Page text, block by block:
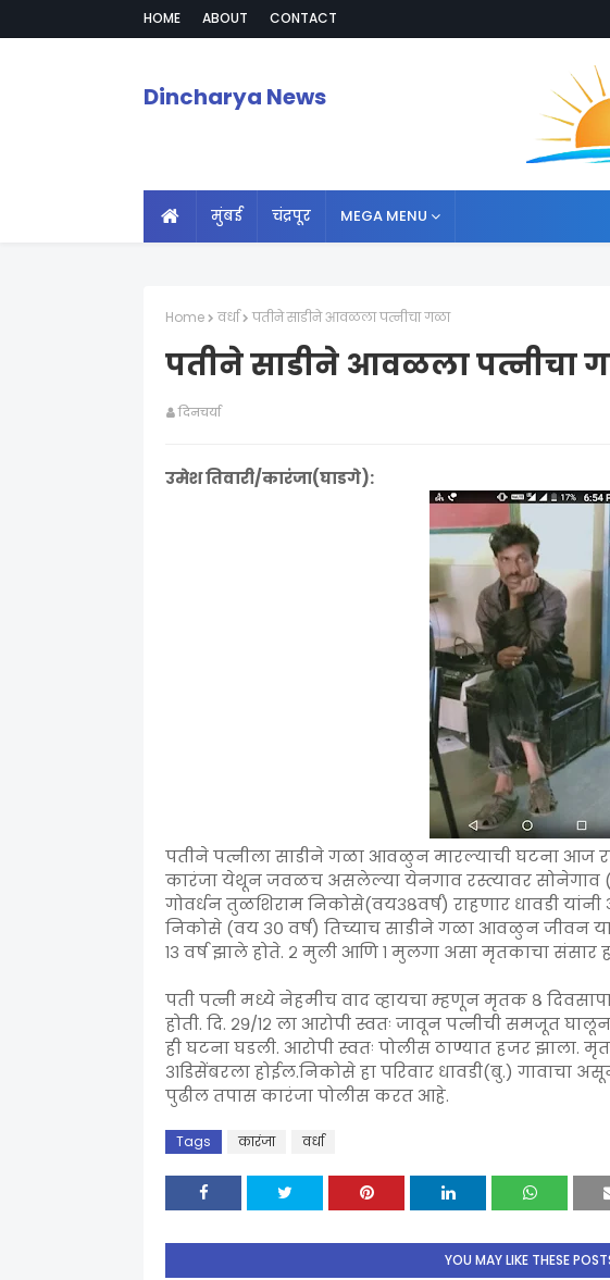
HOME ABOUT CONTACT
Dincharya News
मुंबई चंद्रपूर MEGA MENU
Home वर्धा पतीने साडीने आवळला पत्नीचा गळा
पतीने साडीने आवळला पत्नीचा
दिनचर्या
उमेश तिवारी/कारंजा(घाडगे):
पतीने पत्नीला साडीने गळा आवळुन मारल्याची घटना आज
कारंजा येथून जवळच असलेल्या येनगाव रस्त्यावर सोनेगाव
गोवर्धन तुळशिराम निकोसे(वय३८वर्ष) राहणार धावडी
निकोसे (वय ३० वर्ष) तिच्याच साडीने गळा आवळुन जीवन
१३ वर्ष झाले होते. २ मुली आणि १ मुलगा असा मृतकाचा संसार
पती पत्नी मध्ये नेहमीच वाद व्हायचा म्हणून मृतक ८
होती. दि. २९/१२ ला आरोपी स्वतः जावून पत्नीची समजूत
ही घटना घडली. आरोपी स्वतः पोलीस ठाण्यात हजर झाला.
३१डिसेंबरला होईल.निकोसे हा परिवार धावडी(बु.) गावाचा
पुढील तपास कारंजा पोलीस करत आहे.
Tags कारंजा वर्धा
YOU MAY LIKE THESE